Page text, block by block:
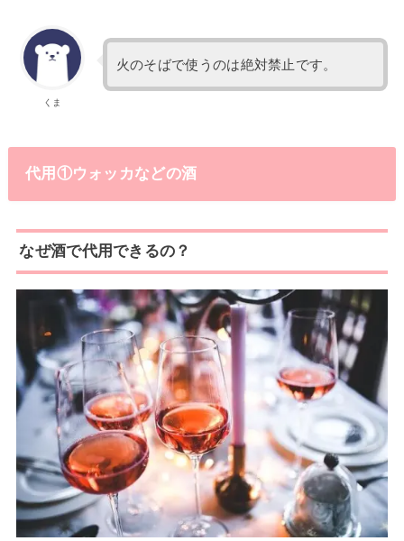
くま
火のそばで使うのは絶対禁止です。
代用①ウォッカなどの酒
なぜ酒で代用できるの？